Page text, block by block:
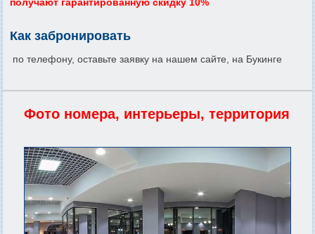
Как забронировать
по телефону, оставьте заявку на нашем сайте, на Букинге
Фото номера, интерьеры, территория